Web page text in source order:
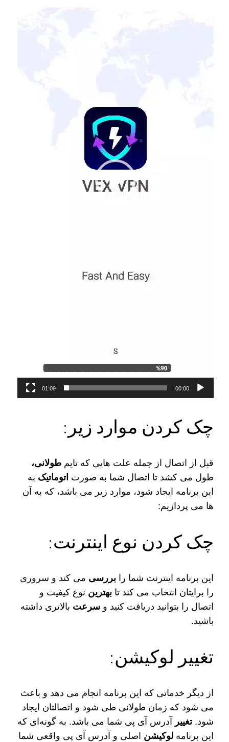
00:00
01:09
چک کردن موارد زیر:
قبل از اتصال از جمله علت‌ هایی که تایمطولانی،
طول می‌ کشد تا اتصال شما به صورت اتوماتیک به
این برنامه ایجاد شود، موارد زیر می‌ باشد، که به آن
ها می‌ پردازیم:
چک کردن نوع اینترنت:
این برنامه اینترنت شما رابررسی می‌ کند و سروری
را برایتان انتخاب می‌ کند تابهترین نوع کیفیت و
اتصال را بتوانید دریافت کنید وسرعت بالاتری داشته
باشید.
تغییر لوکیشن:
از دیگر خدماتی که این برنامه انجام می‌ دهد و باعث
می‌ شود که زمان طولانی طی شود و اتصالتان ایجاد
شود.تغییر آدرس آی پی شما می‌ باشد. به گونه‌ای که
این برنامهلوکیشن اصلی و آدرس آی پی واقعی شما